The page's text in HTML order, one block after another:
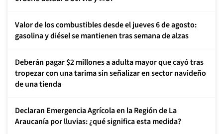
Valor de los combustibles desde el jueves 6 de agosto:
gasolina y diésel se mantienen tras semana de alzas
Deberán pagar $2 millones a adulta mayor que cayó tras
tropezar con una tarima sin señalizar en sector navideño
de una tienda
Declaran Emergencia Agrícola en la Región de La
Araucanía por lluvias: ¿qué significa esta medida?